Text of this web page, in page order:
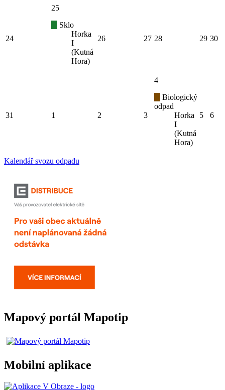
24
25
Sklo
Horka
I
(Kutná
Hora)
26 27 28 29 30
31 1 2 3
4
Biologický
odpad
Horka
I
(Kutná
Hora)
5 6
Kalendář svozu odpadu
Mapový portál Mapotip
Mobilní aplikace